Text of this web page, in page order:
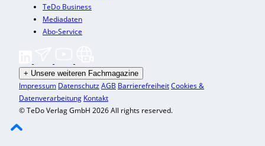
TeDo Business
Mediadaten
Abo-Service
+ Unsere weiteren Fachmagazine
Impressum DatenschutzAGB BarrierefreiheitCookies &
Datenverarbeitung Kontakt
© TeDo Verlag GmbH 2026 All rights reserved.